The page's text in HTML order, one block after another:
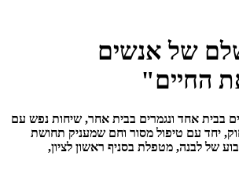
של אנשים
החיים"
בבית אחד ונגמרים בבית אחר, שיחות נפש עם
יחד עם טיפול מסור וחם שמעניק תחושת
של לבנה, מטפלת בסניף ראשון לציון,